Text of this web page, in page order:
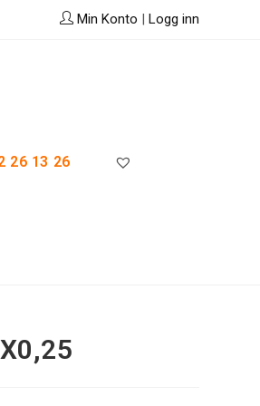
Min Konto | Logg inn
26 13 26